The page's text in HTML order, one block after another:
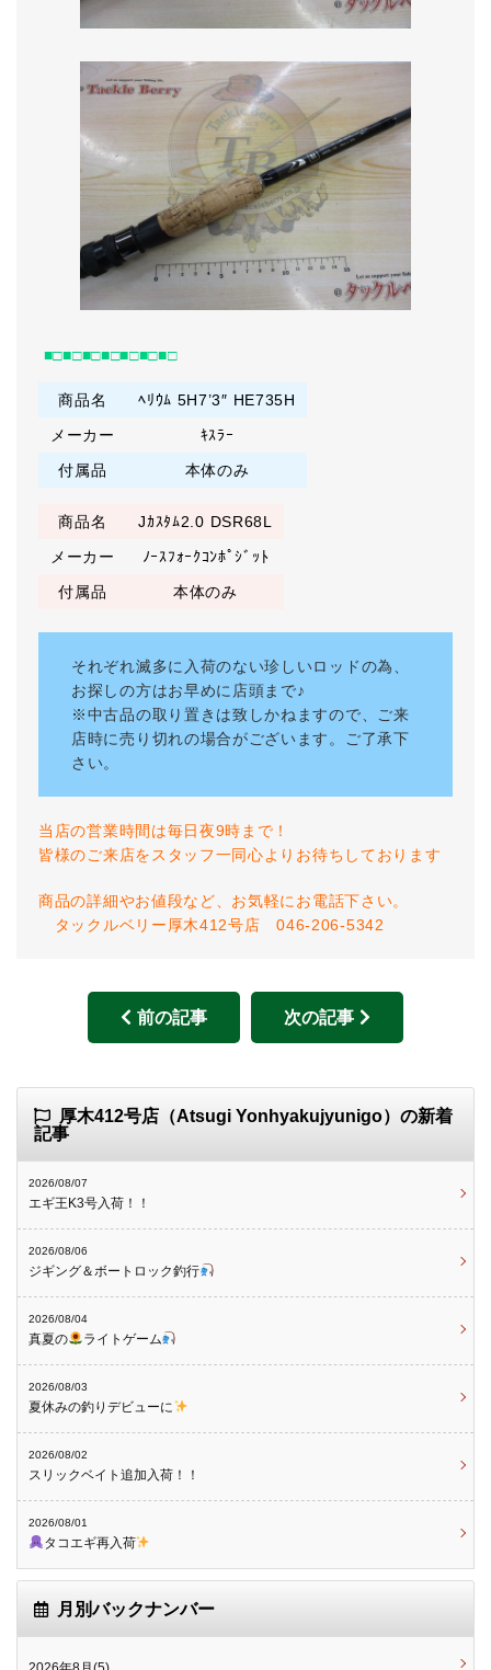
■□■□■□■□■□■□■□
商品名
ﾍﾘｳﾑ 5H7’3″ HE735H
メーカー
ｷｽﾗｰ
付属品
本体のみ
商品名
Jｶｽﾀﾑ2.0 DSR68L
メーカー
ﾉｰｽﾌｫｰｸｺﾝﾎﾟｼﾞｯﾄ
付属品
本体のみ
それぞれ滅多に入荷のない珍しいロッドの為、
お探しの方はお早めに店頭まで♪
※中古品の取り置きは致しかねますので、ご来
店時に売り切れの場合がございます。ご了承下
さい。
当店の営業時間は毎日夜9時まで！
皆様のご来店をスタッフ一同心よりお待ちしております
商品の詳細やお値段など、お気軽にお電話下さい。
タックルベリー厚木412号店 046-206-5342
前の記事 次の記事
厚木412号店（Atsugi Yonhyakujyunigo）の新着
記事
2026/08/07
エギ王K3号入荷！！
2026/08/06
ジギング＆ボートロック釣行
2026/08/04
真夏の ライトゲーム
2026/08/03
夏休みの釣りデビューに
2026/08/02
スリックベイト追加入荷！！
2026/08/01
タコエギ再入荷
月別バックナンバー